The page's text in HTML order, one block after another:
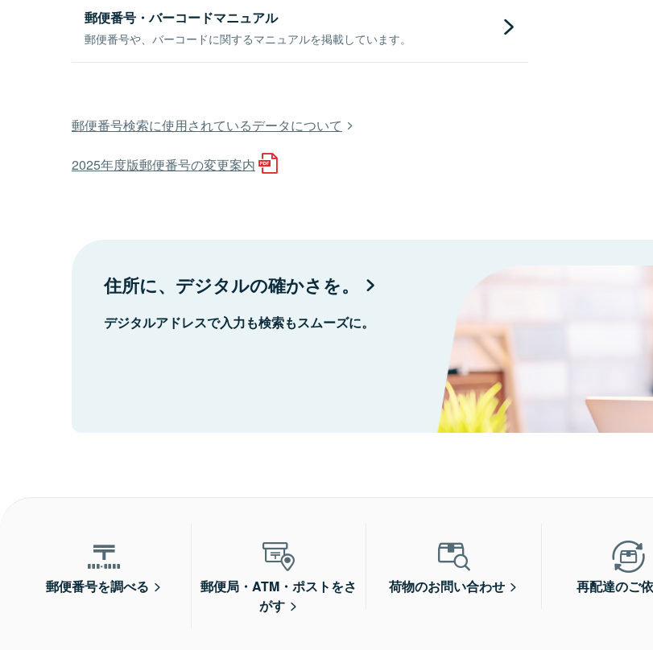
郵便番号・バーコードマニュアル
郵便番号や、バーコードに関するマニュアルを掲載しています。
郵便番号検索に使用されているデータについて
2025年度版郵便番号の変更案内
住所に、デジタルの確かさを。
デジタルアドレスで入力も検索もスムーズに。
郵便番号を調べる
郵便局・ATM・ポストをさ
がす
荷物のお問い合わせ 再配達のご